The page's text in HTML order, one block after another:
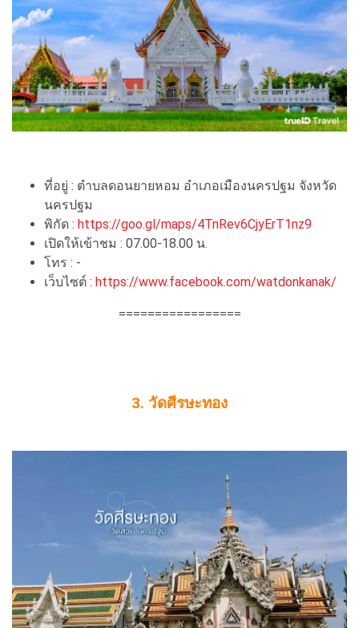
ที่อยู่ : ตำบลดอนยายหอม อำเภอเมืองนครปฐม จังหวัด
นครปฐม
พิกัด : https://goo.gl/maps/4TnRev6CjyErT1nz9
เปิดให้เข้าชม : 07.00-18.00 น.
โทร : -
เว็บไซต์ : https://www.facebook.com/watdonkanak/
=================
3. วัดศีรษะทอง